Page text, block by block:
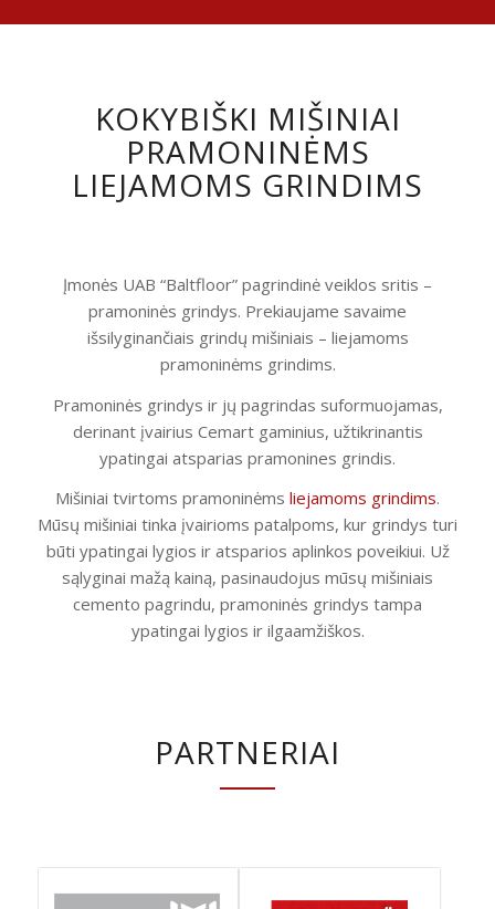
KOKYBIŠKI MIŠINIAI
PRAMONINĖMS
LIEJAMOMS GRINDIMS
Įmonės UAB “Baltfloor” pagrindinė veiklos sritis –
pramoninės grindys. Prekiaujame savaime
išsilyginančiais grindų mišiniais – liejamoms
pramoninėms grindims.
Pramoninės grindys ir jų pagrindas suformuojamas,
derinant įvairius Cemart gaminius, užtikrinantis
ypatingai atsparias pramonines grindis.
Mišiniai tvirtoms pramoninėms liejamoms grindims.
Mūsų mišiniai tinka įvairioms patalpoms, kur grindys turi
būti ypatingai lygios ir atsparios aplinkos poveikiui. Už
sąlyginai mažą kainą, pasinaudojus mūsų mišiniais
cemento pagrindu, pramoninės grindys tampa
ypatingai lygios ir ilgaamžiškos.
PARTNERIAI